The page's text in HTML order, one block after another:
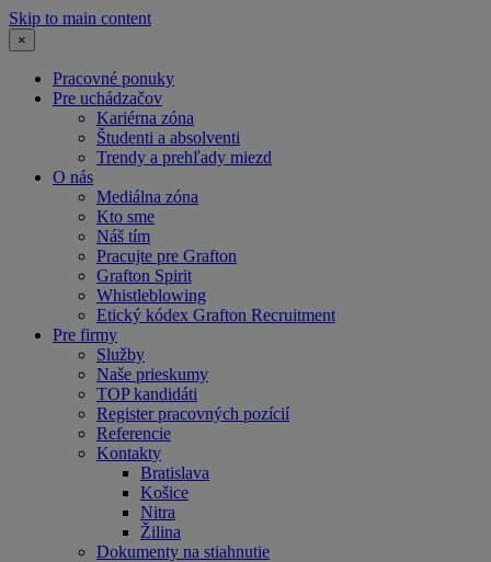
Skip to main content
×
Pracovné ponuky
Pre uchádzačov
Kariérna zóna
Študenti a absolventi
Trendy a prehľady miezd
O nás
Mediálna zóna
Kto sme
Náš tím
Pracujte pre Grafton
Grafton Spirit
Whistleblowing
Etický kódex Grafton Recruitment
Pre firmy
Služby
Naše prieskumy
TOP kandidáti
Register pracovných pozícií
Referencie
Kontakty
Bratislava
Košice
Nitra
Žilina
Dokumenty na stiahnutie